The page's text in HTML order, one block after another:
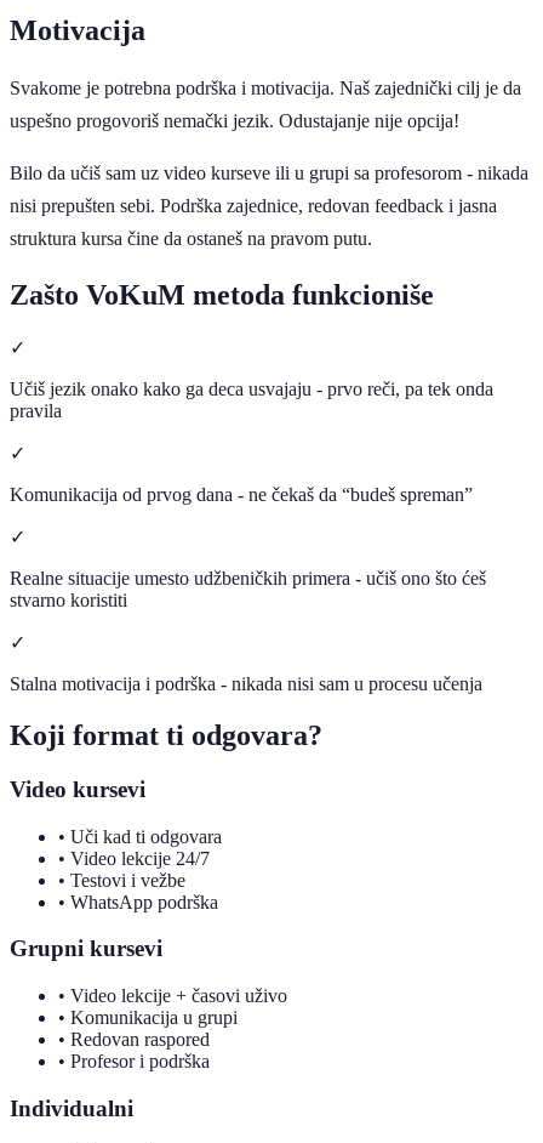
Motivacija
Svakome je potrebna podrška i motivacija. Naš zajednički cilj je da
uspešno progovoriš nemački jezik. Odustajanje nije opcija!
Bilo da učiš sam uz video kurseve ili u grupi sa profesorom - nikada
nisi prepušten sebi. Podrška zajednice, redovan feedback i jasna
struktura kursa čine da ostaneš na pravom putu.
Zašto VoKuM metoda funkcioniše
✓
Učiš jezik onako kako ga deca usvajaju - prvo reči, pa tek onda
pravila
✓
Komunikacija od prvog dana - ne čekaš da “budeš spreman”
✓
Realne situacije umesto udžbeničkih primera - učiš ono što ćeš
stvarno koristiti
✓
Stalna motivacija i podrška - nikada nisi sam u procesu učenja
Koji format ti odgovara?
Video kursevi
• Uči kad ti odgovara
• Video lekcije 24/7
• Testovi i vežbe
• WhatsApp podrška
Grupni kursevi
• Video lekcije + časovi uživo
• Komunikacija u grupi
• Redovan raspored
• Profesor i podrška
Individualni